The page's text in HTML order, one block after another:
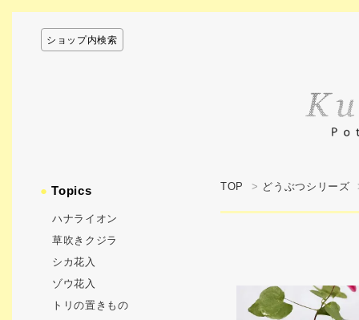
ショップ内検索
TOP > どうぶつシリーズ
●Topics
ハナライオン
草吹きクジラ
シカ花入
ゾウ花入
トリの置きもの